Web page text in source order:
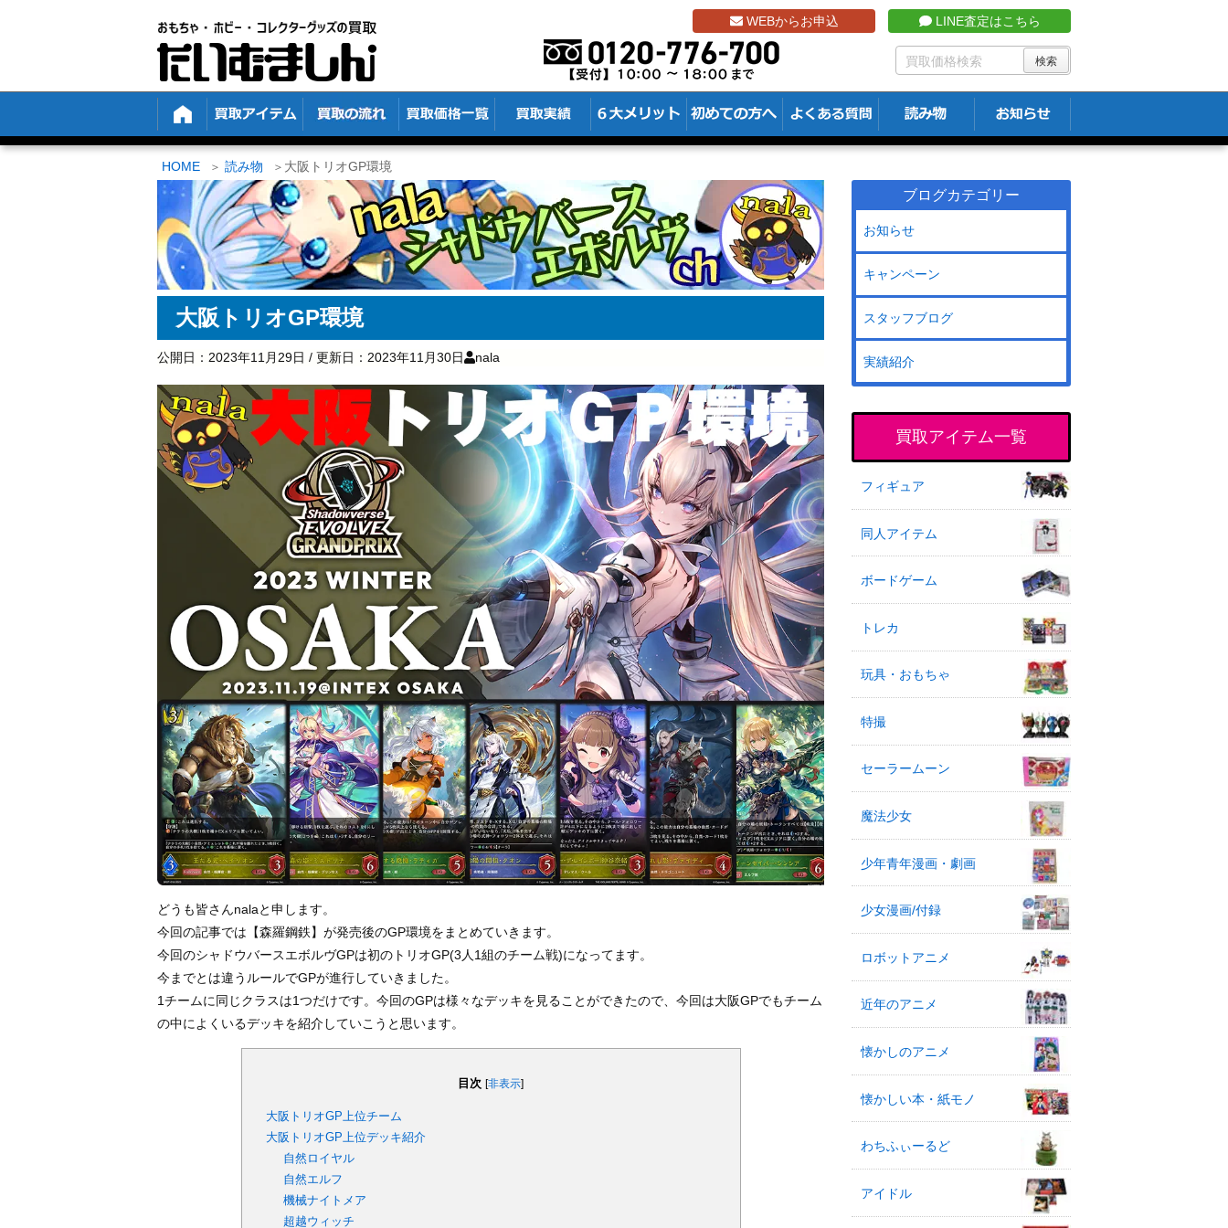
WEBからお申込 LINE査定はこちら
HOME 読み物 大阪トリオGP環境
大阪トリオGP環境
公開日： 2023年11月29日 / 更新日： 2023年11月30日 nala
どうも皆さんnalaと申します。
今回の記事では【森羅鋼鉄】が発売後のGP環境をまとめていきます。
今回のシャドウバースエボルヴGPは初のトリオGP(3人1組のチーム戦)になってます。
今までとは違うルールでGPが進行していきました。
1チームに同じクラスは1つだけです。今回のGPは様々なデッキを見ることができたので、今回は大阪GPでもチーム
の中によくいるデッキを紹介していこうと思います。
目次 [非表示]
大阪トリオGP上位チーム
大阪トリオGP上位デッキ紹介
自然ロイヤル
自然エルフ
機械ナイトメア
超越ウィッチ
ブログカテゴリー
お知らせ
キャンペーン
スタッフブログ
実績紹介
買取アイテム一覧
フィギュア
同人アイテム
ボードゲーム
トレカ
玩具・おもちゃ
特撮
セーラームーン
魔法少女
少年青年漫画・劇画
少女漫画/付録
ロボットアニメ
近年のアニメ
懐かしのアニメ
懐かしい本・紙モノ
わちふぃーるど
アイドル